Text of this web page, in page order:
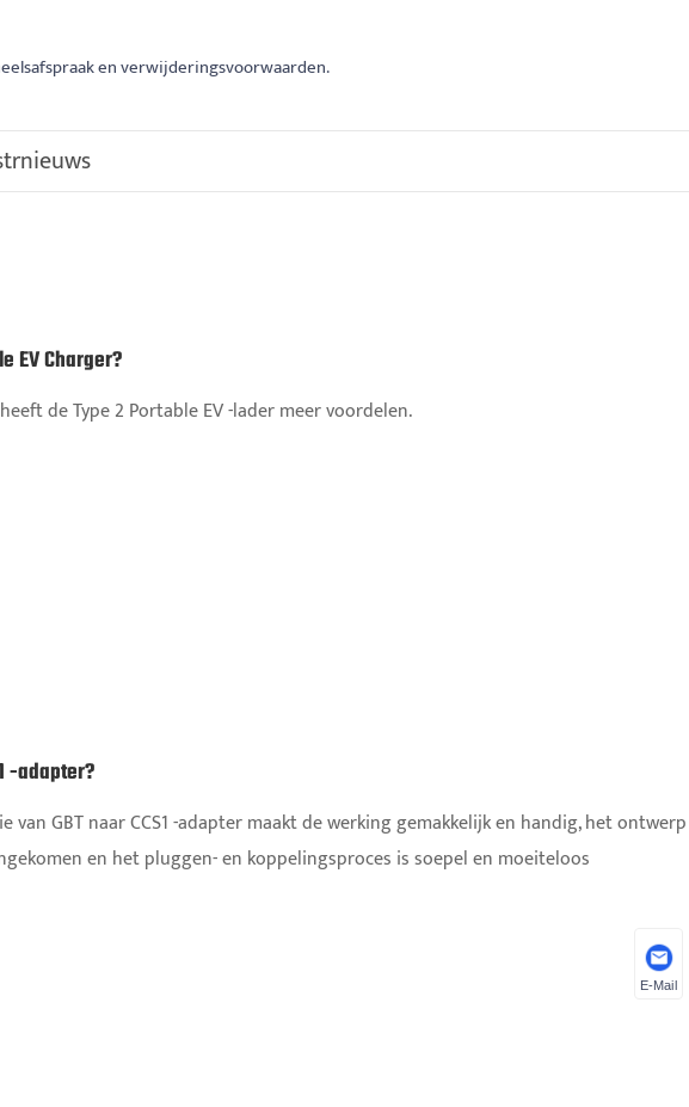
en verwijderingsvoorwaarden.
EV Charger?
de Type 2 Portable EV -lader meer voordelen.
-adapter?
GBT naar CCS1 -adapter maakt de werking gemakkelijk en handig, het ontwerp
en het pluggen- en koppelingsproces is soepel en moeiteloos
E-Mail